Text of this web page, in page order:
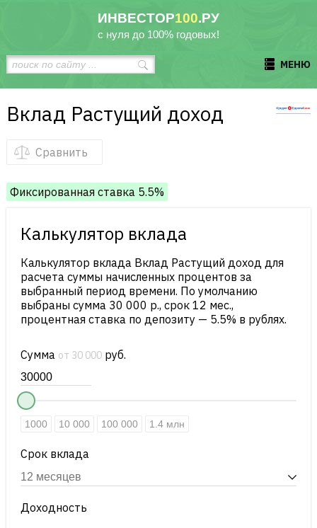
ИНВЕСТОР100.РУ
с нуля до 100% годовых!
МЕНЮ
Вклад Растущий доход
Сравнить
Фиксированная ставка 5.5%
Калькулятор вклада
Калькулятор вклада Вклад Растущий доход для
расчета суммы начисленных процентов за
выбранный период времени. По умолчанию
выбраны сумма 30 000 р., срок 12 мес.,
процентная ставка по депозиту — 5.5% в рублях.
Сумма от 30 000руб.
1000 10 000 100 000 1.4 млн
Срок вклада
Доходность